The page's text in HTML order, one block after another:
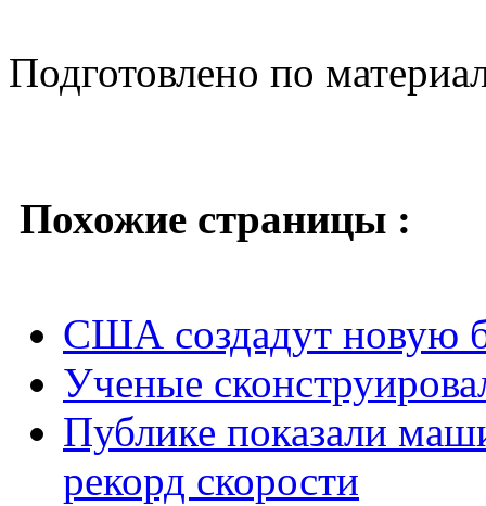
Подготовлено по
Похожие страницы :
США создадут новую
Ученые
Публике показали
рекорд скорости